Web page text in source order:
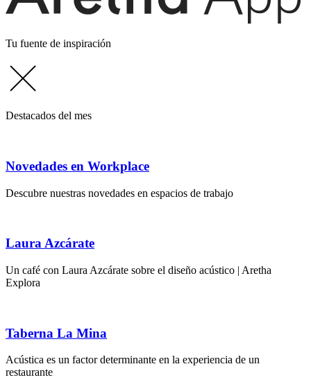
Tu fuente de inspiración
Destacados del mes
Novedades en Workplace
Descubre nuestras novedades en espacios de trabajo
Laura Azcárate
Un café con Laura Azcárate sobre el diseño acústico | Aretha
Explora
Taberna La Mina
Acústica es un factor determinante en la experiencia de un
restaurante